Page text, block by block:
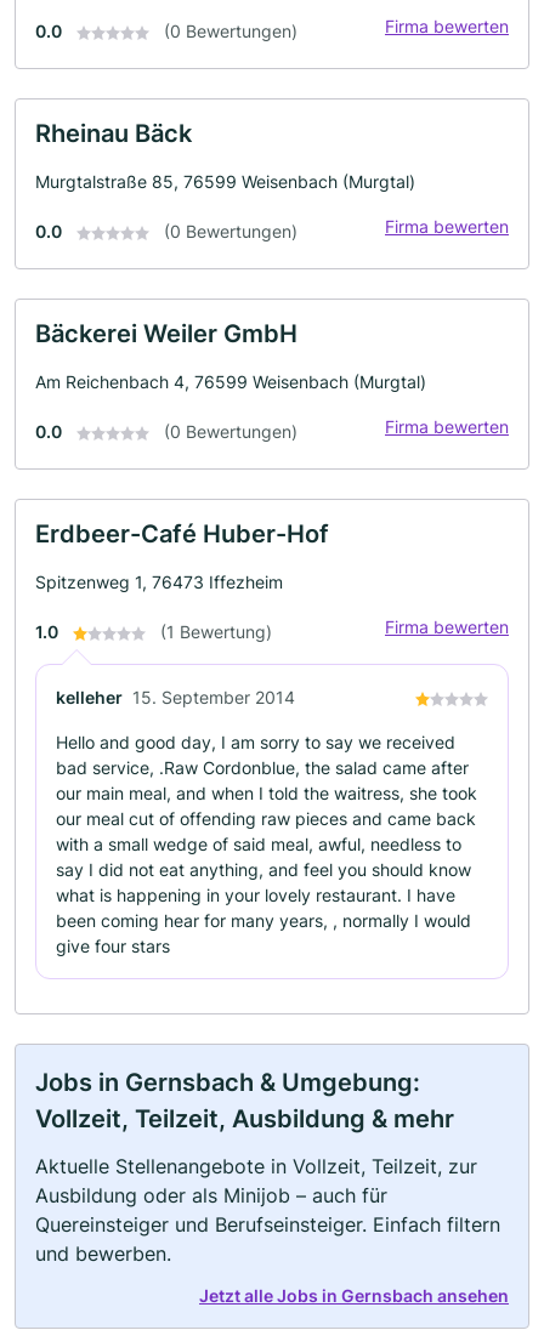
0.0 (0 Bewertungen) Firma bewerten
Rheinau Bäck
Murgtalstraße 85, 76599 Weisenbach (Murgtal)
0.0 (0 Bewertungen) Firma bewerten
Bäckerei Weiler GmbH
Am Reichenbach 4, 76599 Weisenbach (Murgtal)
0.0 (0 Bewertungen) Firma bewerten
Erdbeer-Café Huber-Hof
Spitzenweg 1, 76473 Iffezheim
1.0 (1 Bewertung) Firma bewerten
kelleher 15. September 2014
Hello and good day, I am sorry to say we received
bad service, .Raw Cordonblue, the salad came after
our main meal, and when I told the waitress, she took
our meal cut of offending raw pieces and came back
with a small wedge of said meal, awful, needless to
say I did not eat anything, and feel you should know
what is happening in your lovely restaurant. I have
been coming hear for many years, , normally I would
give four stars
Jobs in Gernsbach & Umgebung:
Vollzeit, Teilzeit, Ausbildung & mehr
Aktuelle Stellenangebote in Vollzeit, Teilzeit, zur
Ausbildung oder als Minijob – auch für
Quereinsteiger und Berufseinsteiger. Einfach filtern
und bewerben.
Jetzt alle Jobs in Gernsbach ansehen